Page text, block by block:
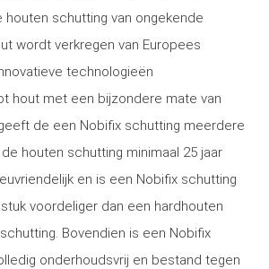
houten schutting van ongekende
wordt verkregen van Europees
technologieën
hout met een bijzondere mate van
de een Nobifix schutting meerdere
houten schutting minimaal 25 jaar
en is een Nobifix schutting
voordeliger dan een hardhouten
Bovendien is een Nobifix
onderhoudsvrij en bestand tegen